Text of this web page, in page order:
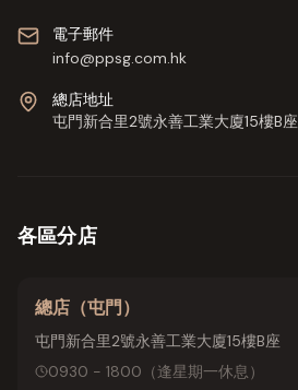
電子郵件
info@ppsg.com.hk
總店地址
屯門新合里2號永善工業大廈15樓B座
各區分店
總店（屯門）
屯門新合里2號永善工業大廈15樓B座
0930 - 1800 （逢星期一休息）